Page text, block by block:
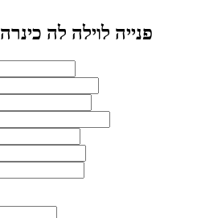
פנייה לוילה לה כינרה